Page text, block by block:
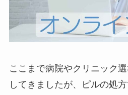
ここまで病院やクリニック
してきましたが、ピルの処